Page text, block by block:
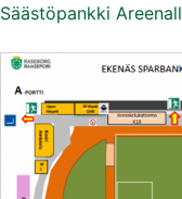
Säästöpankki